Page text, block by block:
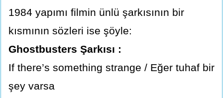
1984 yapımı filmin ünlü şarkısının bir
kısmının sözleri ise şöyle:
Ghostbusters Şarkısı :
If there’s something strange / Eğer tuhaf bir
şey varsa